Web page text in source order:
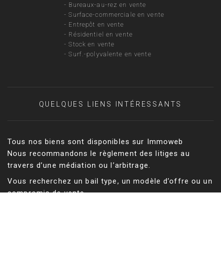
- Bureaux-au-rez en vente
-Surface-commerciale en vente
- Entrepôt en vente
- Résidentiel en vente
-Stock en vente
-Surf.-polyvalente en vente
QUELQUES LIENS INTÉRESSANTS
Tous nos biens sont disponibles sur Immoweb
Nous recommandons le règlement des litiges au
travers d’une médiation ou l’arbitrage.
Vous recherchez un bail type, un modèle d’offre ou un
compromis de vente